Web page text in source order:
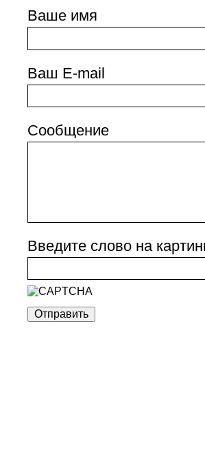
Ваше имя
Ваш E-mail
Сообщение
Введите слово на